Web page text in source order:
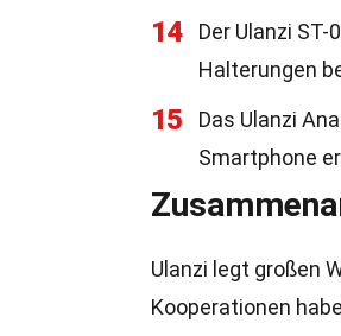
14
Der Ulanzi
Halterungen
15
Das Ulanzi
Smartphone
Ulanzi legt großen
Kooperationen